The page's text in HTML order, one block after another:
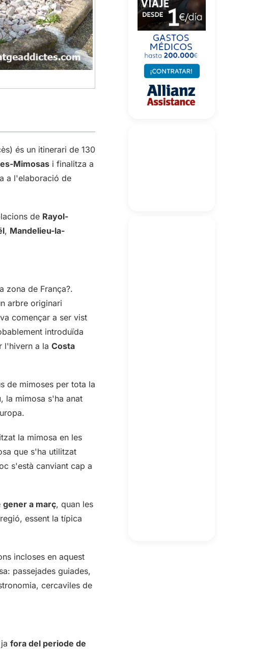
és un itinerari de 130
Mimosas i finalitza a
a l'elaboració de
de Rayol-
, Mandelieu-la-
zona de França?.
arbre originari
començar a ser vist
introduïda
l'hivern a la Costa
de mimoses per tota la
, la mimosa s'ha anat
la mimosa en les
que s'ha utilitzat
s'està canviant cap a
gener a març, quan les
essent la típica
incloses en aquest
passejades guiades,
cercaviles de
fora del periode de